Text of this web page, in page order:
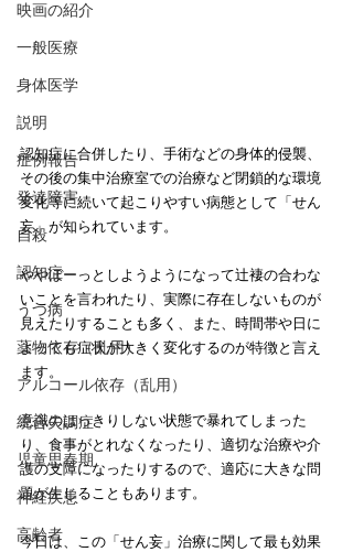
映画の紹介
一般医療
身体医学
説明
症例報告
発達障害
自殺
認知症
うつ病
薬物依存（乱用）
アルコール依存（乱用）
統合失調症
児童思春期
神経疾患
高齢者
認知症に合併したり、手術などの身体的侵襲、
その後の集中治療室での治療など閉鎖的な環境
変化等に続いて起こりやすい病態として「せん
妄」が知られています。
ややぼーっとしようようになって辻褄の合わな
いことを言われたり、実際に存在しないものが
見えたりすることも多く、また、時間帯や日に
よっても症状が大きく変化するのが特徴と言え
ます。
意識のはっきりしない状態で暴れてしまった
り、食事がとれなくなったり、適切な治療や介
護の支障になったりするので、適応に大きな問
題が生じることもあります。
今日は、この「せん妄」治療に関して最も効果